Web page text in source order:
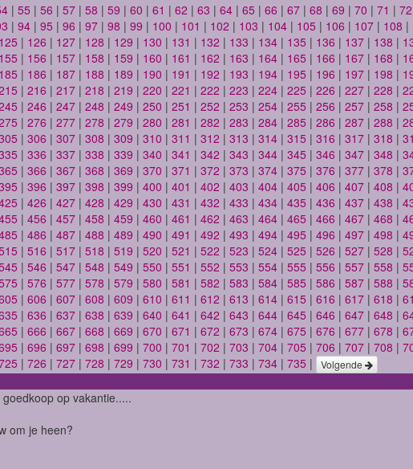
| 55 | 56 | 57 | 58 | 59 | 60 | 61 | 62 | 63 | 64 | 65 | 66 | 67 | 68 | 69 | 70 | 71 | 72
| 94 | 95 | 96 | 97 | 98 | 99 | 100 | 101 | 102 | 103 | 104 | 105 | 106 | 107 | 108 |
125 | 126 | 127 | 128 | 129 | 130 | 131 | 132 | 133 | 134 | 135 | 136 | 137 | 138 |
155 | 156 | 157 | 158 | 159 | 160 | 161 | 162 | 163 | 164 | 165 | 166 | 167 | 168 |
185 | 186 | 187 | 188 | 189 | 190 | 191 | 192 | 193 | 194 | 195 | 196 | 197 | 198 |
| 216 | 217 | 218 | 219 | 220 | 221 | 222 | 223 | 224 | 225 | 226 | 227 | 228 |
| 246 | 247 | 248 | 249 | 250 | 251 | 252 | 253 | 254 | 255 | 256 | 257 | 258 |
| 276 | 277 | 278 | 279 | 280 | 281 | 282 | 283 | 284 | 285 | 286 | 287 | 288 |
| 306 | 307 | 308 | 309 | 310 | 311 | 312 | 313 | 314 | 315 | 316 | 317 | 318 |
| 336 | 337 | 338 | 339 | 340 | 341 | 342 | 343 | 344 | 345 | 346 | 347 | 348 |
| 366 | 367 | 368 | 369 | 370 | 371 | 372 | 373 | 374 | 375 | 376 | 377 | 378 |
| 396 | 397 | 398 | 399 | 400 | 401 | 402 | 403 | 404 | 405 | 406 | 407 | 408 |
| 426 | 427 | 428 | 429 | 430 | 431 | 432 | 433 | 434 | 435 | 436 | 437 | 438 |
| 456 | 457 | 458 | 459 | 460 | 461 | 462 | 463 | 464 | 465 | 466 | 467 | 468 |
| 486 | 487 | 488 | 489 | 490 | 491 | 492 | 493 | 494 | 495 | 496 | 497 | 498 |
| 516 | 517 | 518 | 519 | 520 | 521 | 522 | 523 | 524 | 525 | 526 | 527 | 528 |
| 546 | 547 | 548 | 549 | 550 | 551 | 552 | 553 | 554 | 555 | 556 | 557 | 558 |
| 576 | 577 | 578 | 579 | 580 | 581 | 582 | 583 | 584 | 585 | 586 | 587 | 588 |
| 606 | 607 | 608 | 609 | 610 | 611 | 612 | 613 | 614 | 615 | 616 | 617 | 618 |
| 636 | 637 | 638 | 639 | 640 | 641 | 642 | 643 | 644 | 645 | 646 | 647 | 648 |
| 666 | 667 | 668 | 669 | 670 | 671 | 672 | 673 | 674 | 675 | 676 | 677 | 678 |
| 696 | 697 | 698 | 699 | 700 | 701 | 702 | 703 | 704 | 705 | 706 | 707 | 708 |
| 726 | 727 | 728 | 729 | 730 | 731 | 732 | 733 | 734 | 735 | Volgende
op vakantie.....
om je heen?